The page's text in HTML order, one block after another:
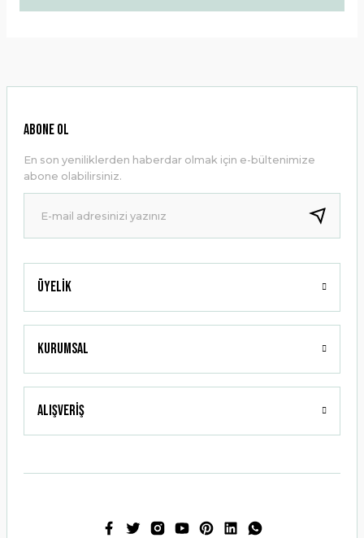
Ürün resmi kalitesiz, bozuk veya görüntülenemiyor.
Ürün bilgilerinde hatalar bulunuyor.
Ürün fiyatı diğer sitelerden daha pahalı.
Bu ürüne benzer farklı alternatifler olmalı.
Gönder
Üyelik
Kurumsal
Alışveriş
ABONE OL
En son yeniliklerden haberdar olmak için e-bültenimize
abone olabilirsiniz.